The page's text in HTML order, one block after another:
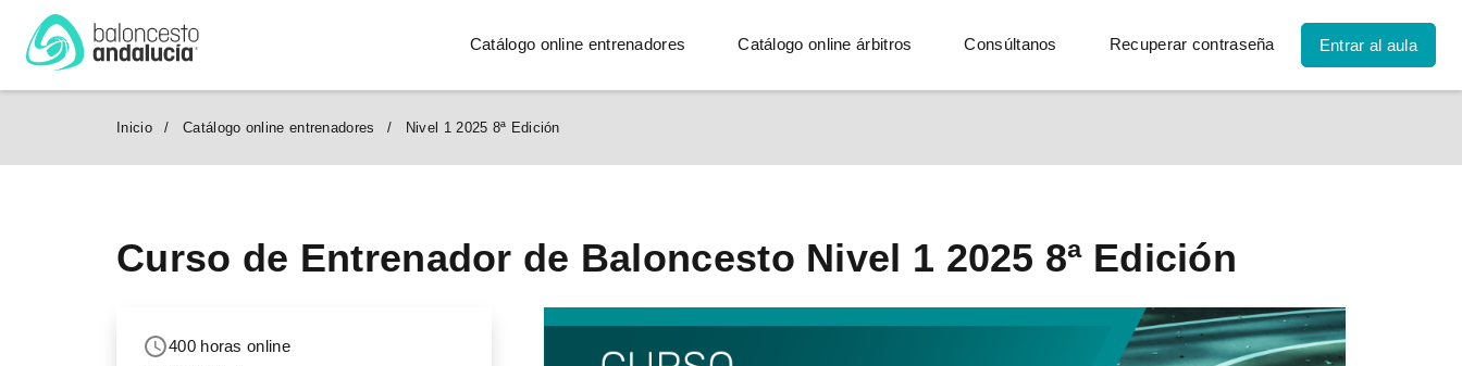
Catálogo online entrenadores Catálogo online árbitros Consúltanos Recuperar contraseña Entrar al aula
Inicio Catálogo online entrenadores Nivel 1 2025 8ª Edición
Curso de Entrenador de Baloncesto Nivel 1 2025 8ª Edición
400 horas online